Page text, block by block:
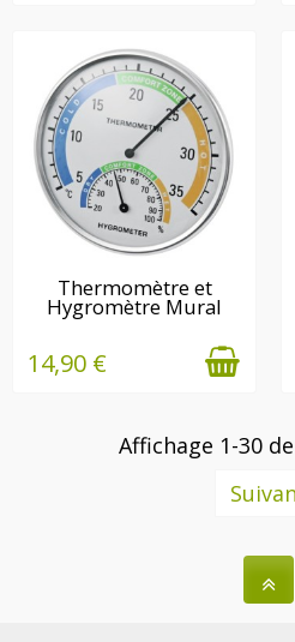
EN STOCK
Thermomètre et
Hygromètre Mural
14,90 €
Affichage 1-30